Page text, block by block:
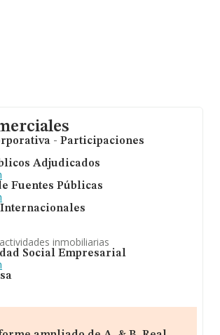
- Participaciones
Adjudicados
Fuentes Públicas
inmobiliarias
Social Empresarial